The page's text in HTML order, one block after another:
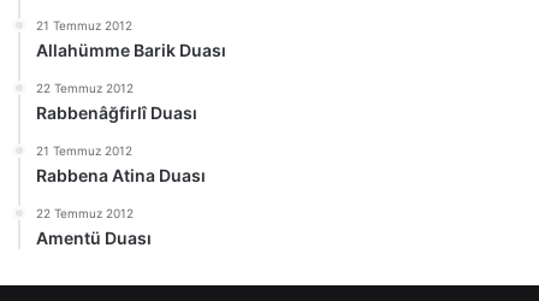
21 Temmuz 2012
Allahümme Barik Duası
22 Temmuz 2012
Rabbenâğfirlî Duası
21 Temmuz 2012
Rabbena Atina Duası
22 Temmuz 2012
Amentü Duası